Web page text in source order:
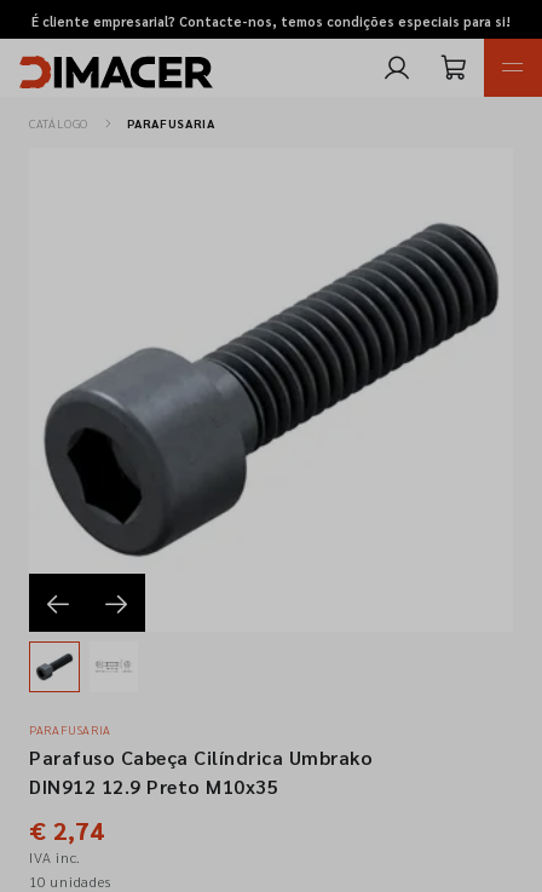
É cliente empresarial? Contacte-nos, temos condições especiais para si!
Pedidos de cotação
Marcas
Favoritos
Empresa
Contactos
Siga-nos nas redes sociais
CATÁLOGO PARAFUSARIA
PARAFUSARIA
Parafuso Cabeça Cilíndrica Umbrako
DIN912 12.9 Preto M10x35
€ 2,74
IVA inc.
10 unidades